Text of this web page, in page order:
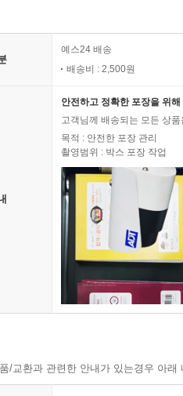
예스24 배송
배송비 : 2,500원
안전하고 정확한 포장을 위
고객님께 배송되는 모든 상
목적 : 안전한 포장 관리
촬영범위 : 박스 포장 작업
/교환과 관련한 안내가 있는경우 아